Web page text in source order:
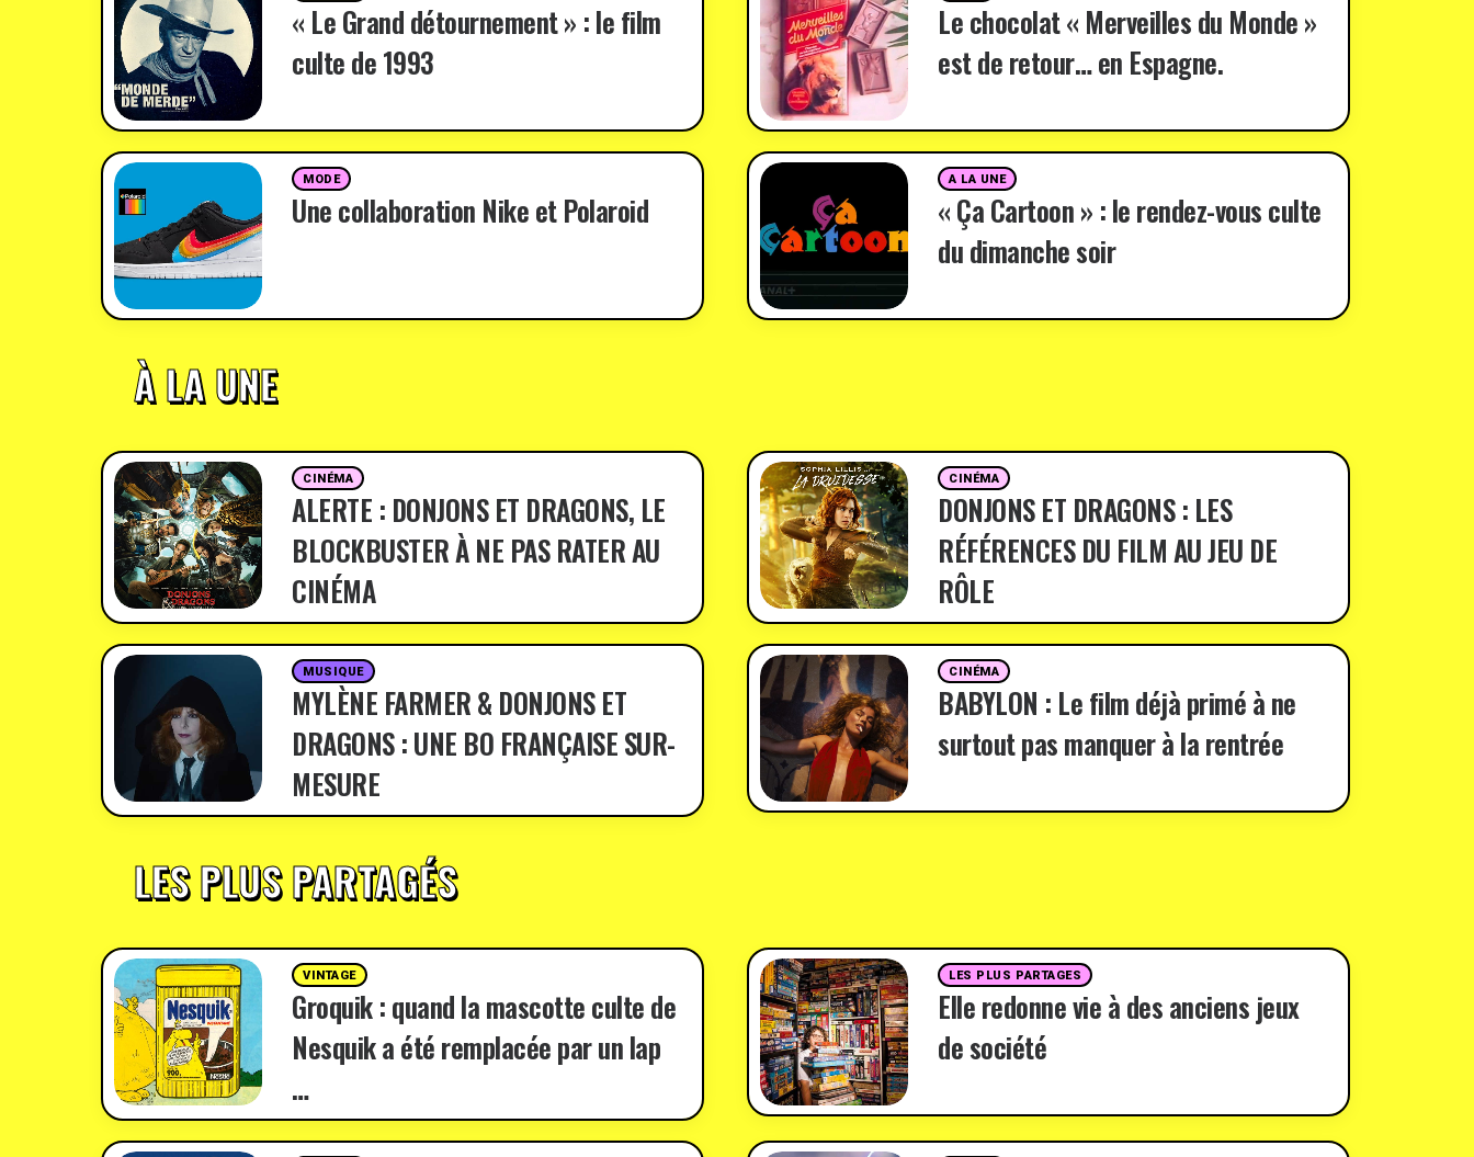
« Le Grand détournement » : le film
culte de 1993
Le chocolat « Merveilles du Monde »
est de retour… en Espagne.
MODE
Une collaboration Nike et Polaroid
A LA UNE
« Ça Cartoon » : le rendez-vous culte
du dimanche soir
À LA UNE
CINÉMA
ALERTE : DONJONS ET DRAGONS, LE
BLOCKBUSTER À NE PAS RATER AU
CINÉMA
CINÉMA
DONJONS ET DRAGONS : LES
RÉFÉRENCES DU FILM AU JEU DE
RÔLE
MUSIQUE
MYLÈNE FARMER & DONJONS ET
DRAGONS : UNE BO FRANÇAISE SUR-
MESURE
CINÉMA
BABYLON : Le film déjà primé à ne
surtout pas manquer à la rentrée
LES PLUS PARTAGÉS
VINTAGE
Groquik : quand la mascotte culte de
Nesquik a été remplacée par un lap
…
LES PLUS PARTAGES
Elle redonne vie à des anciens jeux
de société